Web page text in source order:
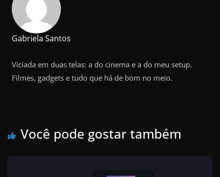
Gabriela Santos
Viciada em duas telas: a do cinema e a do meu setup.
Filmes, gadgets e tudo que há de bom no meio.
Você pode gostar também